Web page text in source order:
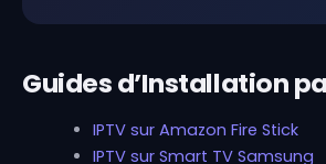
Guides d’Installation
IPTV sur Amazon Fire Stick
IPTV sur Smart TV Samsung